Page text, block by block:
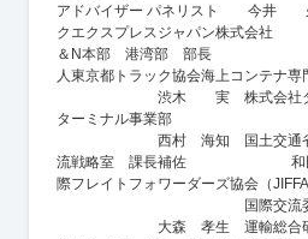
アドバイザー パネリスト 今井
クエクスプレスジャ
＆N本部 港湾部 部長 岩
人東京都トラック協会海上コンテナ
渋木 実 株式会社ダイト
ターミナル事業部
西村 海知 国土交通省港湾
流戦略室 課長補佐 和田
際フレイトフォワーダーズ協会（JIFFA
国際交流委員会
大森 孝生 運輸総合研究